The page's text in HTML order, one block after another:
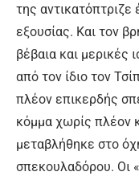
της
εξουσίας. Και τον
βέβαια και μερικές
από τον ίδιο τον
πλέον επικερδής
κόμμα χωρίς πλέον
μεταβλήθηκε στο
σπεκουλαδόρου. Οι